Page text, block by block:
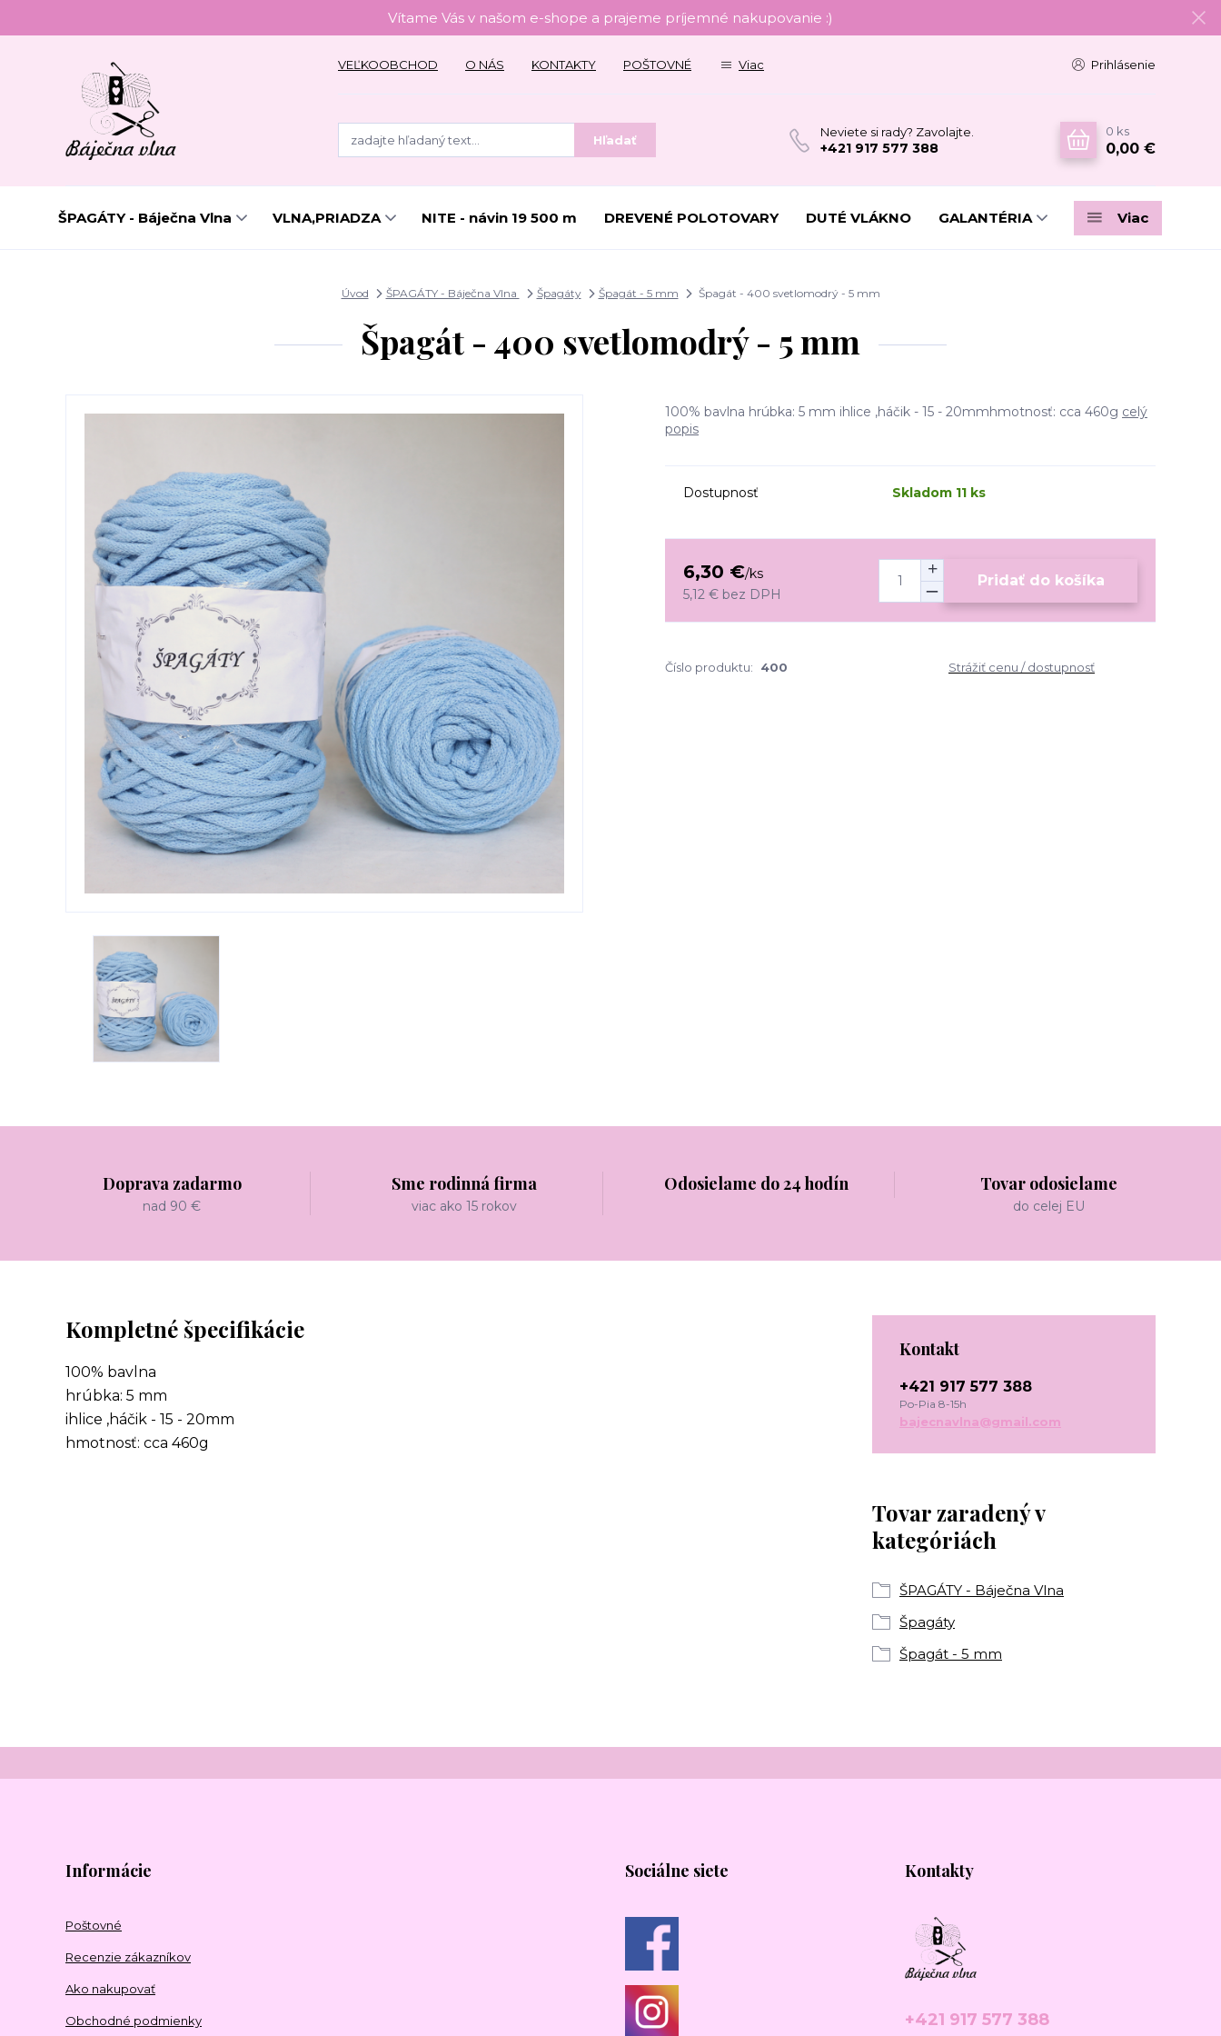
Vítame Vás v našom e-shope a prajeme príjemné nakupovanie :)
VEĽKOOBCHOD O NÁS KONTAKTY POŠTOVNÉ Viac Prihlásenie
Hľadať
Neviete si rady? Zavolajte.
+421 917 577 388
0 ks
0,00 €
ŠPAGÁTY - Báječna Vlna VLNA,PRIADZA NITE - návin 19 500 m DREVENÉ POLOTOVARY DUTÉ VLÁKNO GALANTÉRIA Viac
Úvod ŠPAGÁTY - Báječna Vlna Špagáty Špagát - 5 mm Špagát - 400 svetlomodrý - 5 mm
Špagát - 400 svetlomodrý - 5 mm
100% bavlna hrúbka: 5 mm ihlice ,háčik - 15 - 20mmhmotnosť: cca 460g celý
popis
Dostupnosť Skladom 11 ks
6,30 €/ks
5,12 € bez DPH
Pridať do košíka
Číslo produktu: 400 Strážiť cenu / dostupnosť
Doprava zadarmo
nad 90 €
Sme rodinná firma
viac ako 15 rokov
Odosielame do 24 hodín Tovar odosielame
do celej EU
Kompletné špecifikácie
100% bavlna
hrúbka: 5 mm
ihlice ,háčik - 15 - 20mm
hmotnosť: cca 460g
Tovar zaradený v
kategóriách
ŠPAGÁTY - Báječna Vlna
Špagáty
Špagát - 5 mm
Kontakt
+421 917 577 388
Po-Pia 8-15h
bajecnavlna@gmail.com
Informácie
Poštovné
Recenzie zákazníkov
Ako nakupovať
Obchodné podmienky
Sociálne siete Kontakty
+421 917 577 388